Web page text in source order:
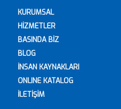
KURUMSAL
HİZMETLER
BASINDA BİZ
BLOG
İNSAN KAYNAKLARI
ONLINE KATALOG
İLETİŞİM